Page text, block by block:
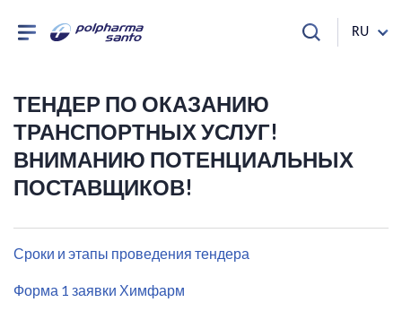
RU
ТЕНДЕР ПО ОКАЗАНИЮ
ТРАНСПОРТНЫХ УСЛУГ!
ВНИМАНИЮ ПОТЕНЦИАЛЬНЫХ
ПОСТАВЩИКОВ!
Сроки и этапы проведения тендера
Форма 1 заявки Химфарм